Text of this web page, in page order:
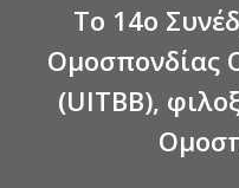
Το 14ο
Ομοσπονδίας
(UITBB),